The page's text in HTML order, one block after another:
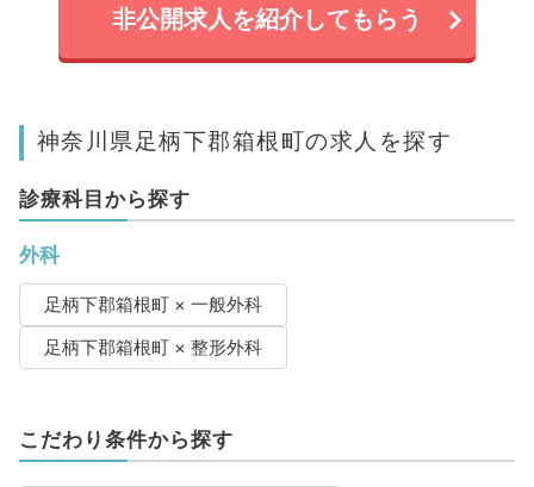
非公開求人を紹介してもらう
神奈川県足柄下郡箱根町の求人を探す
診療科目から探す
外科
足柄下郡箱根町 × 一般外科
足柄下郡箱根町 × 整形外科
こだわり条件から探す